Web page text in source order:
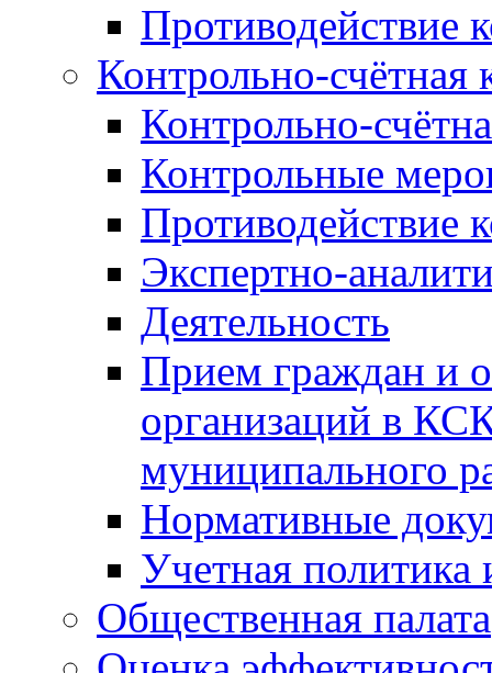
Противодействие
Контрольно-счётная
Контрольно-
Контрольные
Противодействие
Экспертно-
Деятельность
Прием граждан и
организаций в
муниципального
Нормативные
Учетная политика
Общественная палата